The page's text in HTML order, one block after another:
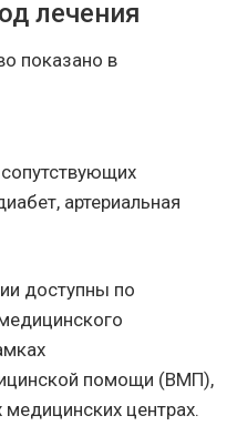
лечения
показано в
артериальная
доступны по
помощи (ВМП),
центрах.